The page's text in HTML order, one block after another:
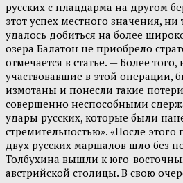
русских с плацдарма на другом
этот успех местного значения,
удалось добиться на более
озера Балатон не приобрело
отмечается в статье. — Более того,
участвовавшие в этой операции,
измотаны и понесли такие
совершенно неспособными
удары русских, которые были
стремительностью». «После
двух русских маршалов шло без
Толбухина вышли к юго-
австрийской столицы. В свою